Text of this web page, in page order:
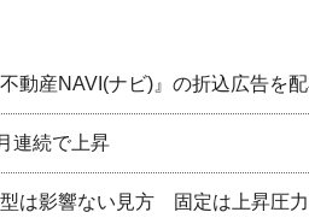
動産NAVI(ナビ)』の折込広告を配
連続で上昇
は影響ない見方 固定は上昇圧力